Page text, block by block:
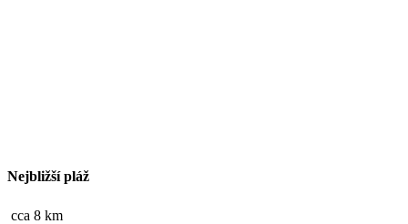
Nejbližší pláž
cca 8 km